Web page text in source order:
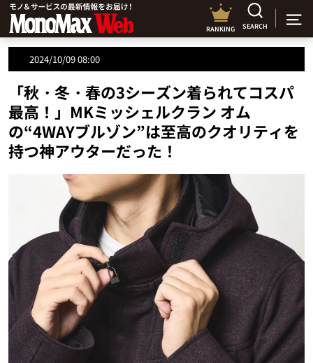
RANKING SEARCH
2024/10/09 08:00
「秋・冬・春の3シーズン着られてコスパ
最高！」MKミッシェルクラン オム
の“4WAYブルゾン”は至高のクオリティを
持つ神アウターだった！